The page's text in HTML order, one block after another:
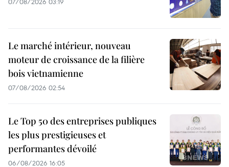
Le marché intérieur, nouveau
moteur de croissance de la filière
bois vietnamienne
07/08/2026 02:54
Le Top 50 des entreprises publiques
les plus prestigieuses et
performantes dévoilé
06/08/2026 16:05